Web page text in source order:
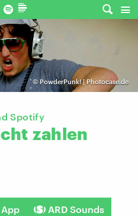
© PowderPunk! | Photocase.de
Spotify
zahlen
ARD Sounds